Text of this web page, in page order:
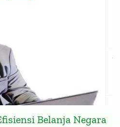
Belanja Negara
Resesi